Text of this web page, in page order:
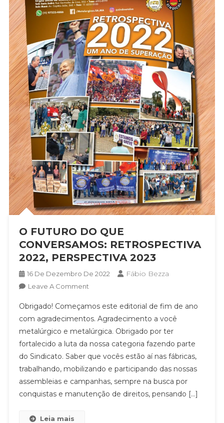
O FUTURO DO QUE
CONVERSAMOS: RETROSPECTIVA
2022, PERSPECTIVA 2023
16 De Dezembro De 2022 Fábio Bezza
Leave A CommentOn
FUTURO
DO
QUE
CONVERSAMOS:
RETROSPECTIVA
2022,
PERSPECTIVA
2023
Obrigado! Começamos este editorial de fim de ano
com agradecimentos. Agradecimento a você
metalúrgico e metalúrgica. Obrigado por ter
fortalecido a luta da nossa categoria fazendo parte
do Sindicato. Saber que vocês estão aí nas fábricas,
trabalhando, mobilizando e participando das nossas
assembleias e campanhas, sempre na busca por
conquistas e manutenção de direitos, pensando […]
Leia mais